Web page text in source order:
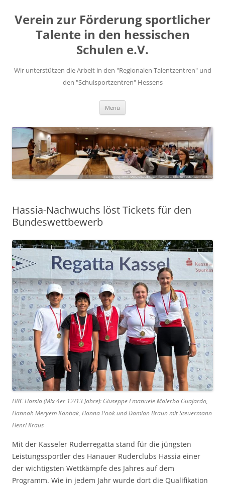
springen
Verein zur Förderung sportlicher
Talente in den hessischen
Schulen e.V.
Wir unterstützen die Arbeit in den "Regionalen Talentzentren" und
den "Schulsportzentren" Hessens
Menü
Hassia-Nachwuchs löst Tickets für den
Bundeswettbewerb
HRC Hassia (Mix 4er 12/13 Jahre): Giuseppe Emanuele Malerba Guajardo,
Hannah Meryem Kanbak, Hanna Pook und Damian Braun mit Steuermann
Henri Kraus
Mit der Kasseler Ruderregatta stand für die jüngsten
Leistungssportler des Hanauer Ruderclubs Hassia einer
der wichtigsten Wettkämpfe des Jahres auf dem
Programm. Wie in jedem Jahr wurde dort die Qualifikation